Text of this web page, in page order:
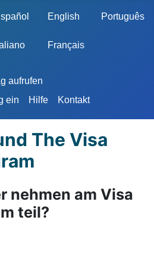
auswählen
English Português
Français
aufrufen
ein
Hilfe Kontakt
The Visa
nehmen am Visa
teil?